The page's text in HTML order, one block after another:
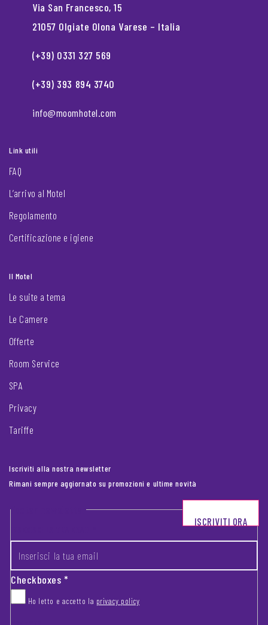
Via San Francesco, 15
21057 Olgiate Olona Varese – Italia
(+39) 0331 327 569
(+39) 393 894 3740
info@moomhotel.com
Link utili
FAQ
L’arrivo al Motel
Regolamento
Certificazione e igiene
Il Motel
Le suite a tema
Le Camere
Offerte
Room Service
SPA
Privacy
Tariffe
Iscriviti alla nostra newsletter
Rimani sempre aggiornato su promozioni e ultime novità
Footer newsletter
Checkboxes*
Ho letto e accetto la privacy policy
ISCRIVITI ORA